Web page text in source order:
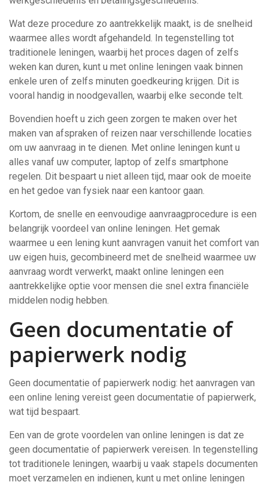
Wat deze procedure zo aantrekkelijk maakt, is de snelheid
waarmee alles wordt afgehandeld. In tegenstelling tot
traditionele leningen, waarbij het proces dagen of zelfs
weken kan duren, kunt u met online leningen vaak binnen
enkele uren of zelfs minuten goedkeuring krijgen. Dit is
vooral handig in noodgevallen, waarbij elke seconde telt.
Bovendien hoeft u zich geen zorgen te maken over het
maken van afspraken of reizen naar verschillende locaties
om uw aanvraag in te dienen. Met online leningen kunt u
alles vanaf uw computer, laptop of zelfs smartphone
regelen. Dit bespaart u niet alleen tijd, maar ook de moeite
en het gedoe van fysiek naar een kantoor gaan.
Kortom, de snelle en eenvoudige aanvraagprocedure is een
belangrijk voordeel van online leningen. Het gemak
waarmee u een lening kunt aanvragen vanuit het comfort van
uw eigen huis, gecombineerd met de snelheid waarmee uw
aanvraag wordt verwerkt, maakt online leningen een
aantrekkelijke optie voor mensen die snel extra financiële
middelen nodig hebben.
Geen documentatie of
papierwerk nodig
Geen documentatie of papierwerk nodig: het aanvragen van
een online lening vereist geen documentatie of papierwerk,
wat tijd bespaart.
Een van de grote voordelen van online leningen is dat ze
geen documentatie of papierwerk vereisen. In tegenstelling
tot traditionele leningen, waarbij u vaak stapels documenten
moet verzamelen en indienen, kunt u met online leningen